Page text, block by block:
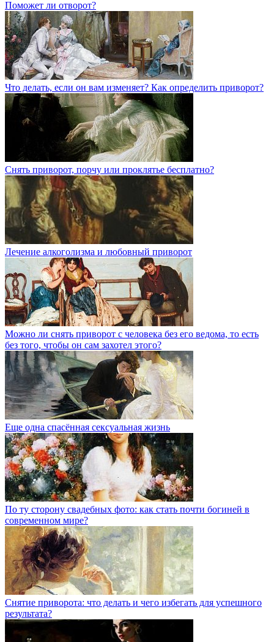
Поможет ли отворот?
Что делать, если он вам изменяет? Как определить приворот?
Снять приворот, порчу или проклятье бесплатно?
Лечение алкоголизма и любовный приворот
Можно ли снять приворот с человека без его ведома, то есть
без того, чтобы он сам захотел этого?
Еще одна спасённая сексуальная жизнь
По ту сторону свадебных фото: как стать почти богиней в
современном мире?
Снятие приворота: что делать и чего избегать для успешного
результата?